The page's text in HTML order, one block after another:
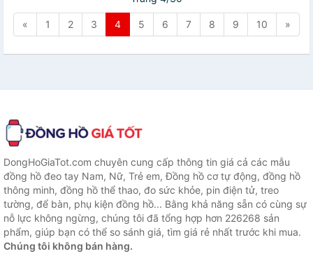
« 1 2 3 4 5 6 7 8 9 10 »
DongHoGiaTot.com chuyên cung cấp thông tin giá cả các mẫu
đồng hồ đeo tay Nam, Nữ, Trẻ em, Đồng hồ cơ tự động, đồng hồ
thông minh, đồng hồ thể thao, đo sức khỏe, pin điện tử, treo
tường, để bàn, phụ kiện đồng hồ... Bằng khả năng sẵn có cùng sự
nỗ lực không ngừng, chúng tôi đã tổng hợp hơn 226268 sản
phẩm, giúp bạn có thể so sánh giá, tìm giá rẻ nhất trước khi mua.
Chúng tôi không bán hàng.